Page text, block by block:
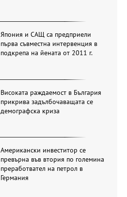
Япония и САЩ са предприели
първа съвместна интервенция в
подкрепа на йената от 2011 г.
Високата раждаемост в България
прикрива задълбочаващата се
демографска криза
Американски инвеститор се
превърна във втория по големина
преработвател на петрол в
Германия